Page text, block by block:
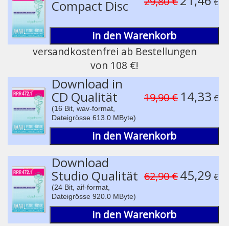
Compact Disc
in den Warenkorb
versandkostenfrei ab Bestellungen
von 108 €!
Download in
CD Qualität
(16 Bit, wav-format,
Dateigrösse 613.0 MByte)
19,90 € 14,33 €
in den Warenkorb
Download
Studio Qualität
(24 Bit, aif-format,
Dateigrösse 920.0 MByte)
62,90 €45,29 €
in den Warenkorb